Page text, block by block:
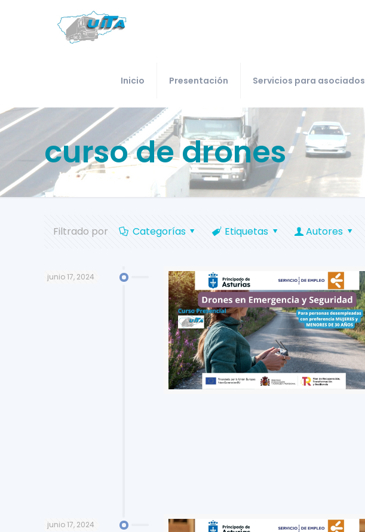
Inicio Presentación Servicios para asociados
curso de drones
Filtrado por Categorías Etiquetas Autores
junio 17, 2024
junio 17, 2024